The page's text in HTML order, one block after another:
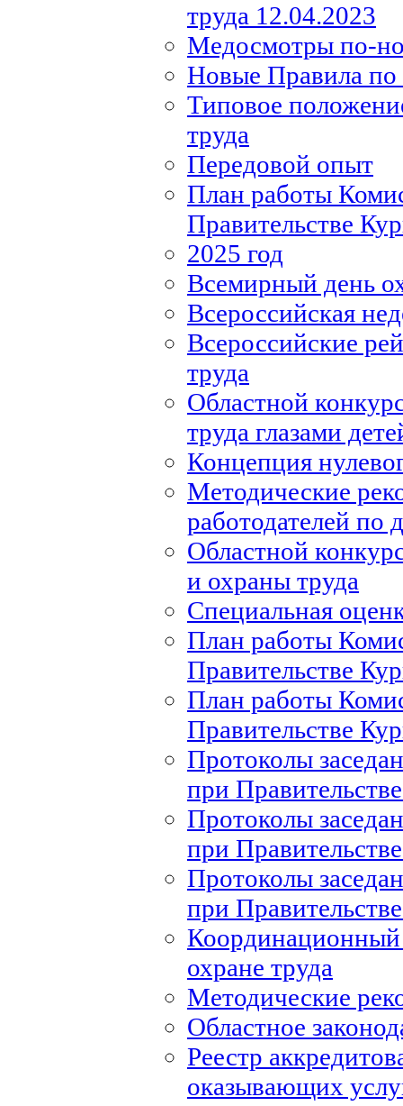
труда 12.04.2023
Медосмотры по-
Новые Правила по
Типовое
труда
Передовой опыт
План работы
Правительстве
2025 год
Всемирный день
Всероссийская
Всероссийские
труда
Областной
труда глазами
Концепция
Методические
работодателей по
Областной
и охраны труда
Специальная
План работы
Правительстве
План работы
Правительстве
Протоколы
при
Протоколы
при
Протоколы
при
Координационный
охране труда
Методические
Областное
Реестр
оказывающих